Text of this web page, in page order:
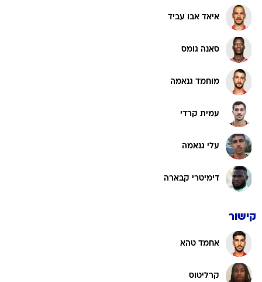
איאד אבו עביד
סאנה גומס
מוחמד גנאמה
עמית קרדי
עלי גנאמה
דימיטרי קבארה
קישור
אחמד טהא
קרליטוס